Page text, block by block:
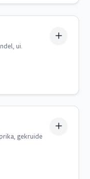
ui.
gekruide